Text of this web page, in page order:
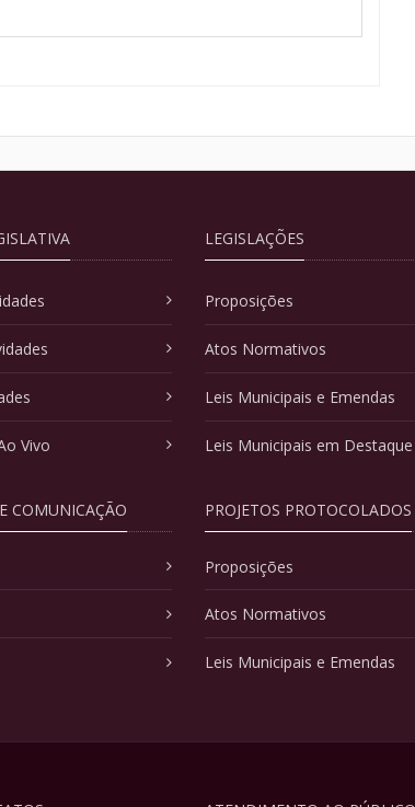
Vivo
COMUNICAÇÃO
LEGISLAÇÕES
Proposições
Atos Normativos
Leis Municipais e Emendas
Leis Municipais em Destaque
PROJETOS PROTOCOLADOS
Proposições
Atos Normativos
Leis Municipais e Emendas